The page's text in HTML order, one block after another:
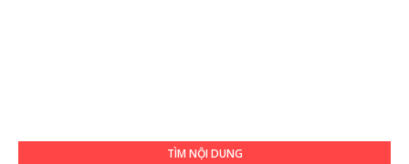
TÌM NỘI DUNG